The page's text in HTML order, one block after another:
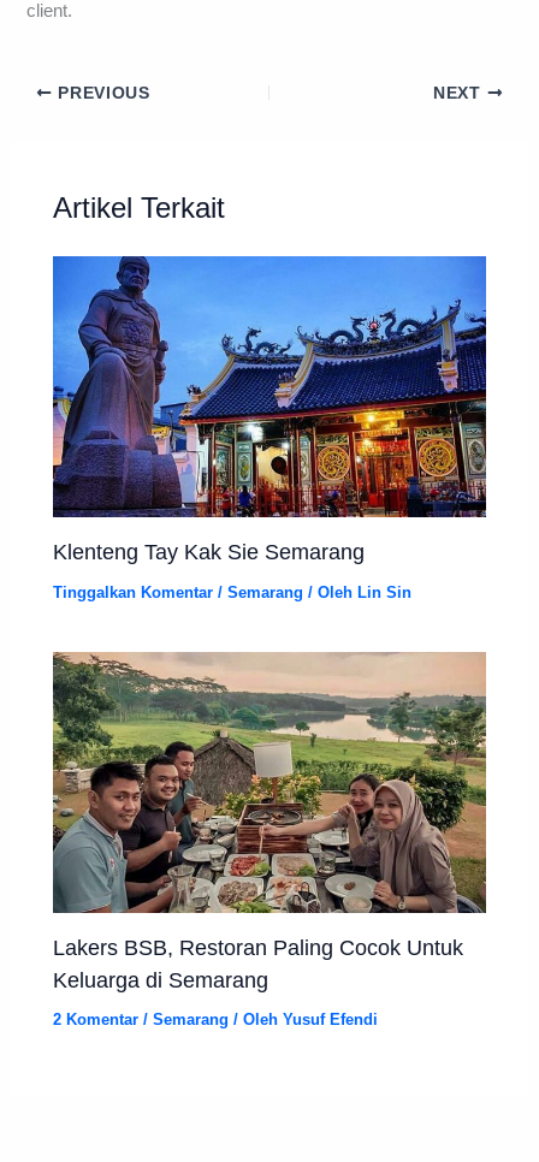
client.
PREVIOUS NEXT
Artikel Terkait
Klenteng Tay Kak Sie Semarang
Tinggalkan Komentar /Semarang / OlehLin Sin
Lakers BSB, Restoran Paling Cocok Untuk
Keluarga di Semarang
2 Komentar /Semarang / OlehYusuf Efendi